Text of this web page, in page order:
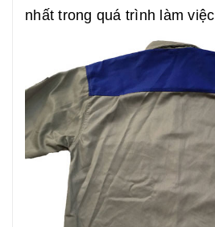
nhất trong quá trình làm việc